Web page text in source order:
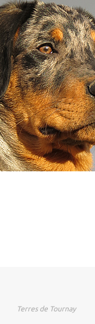
Terres de Tournay